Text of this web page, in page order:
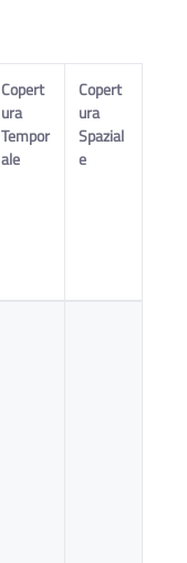
Copert
ura
Tempor
ale
Copert
ura
Spazial
e